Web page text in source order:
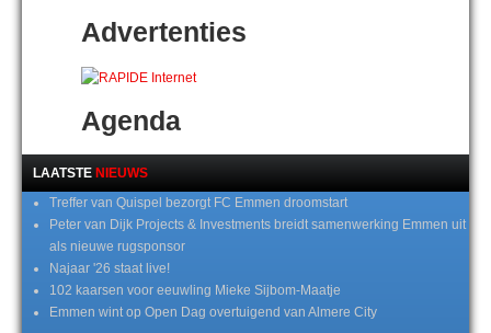
Advertenties
Agenda
LAATSTE NIEUWS
Treffer van Quispel bezorgt FC Emmen droomstart
Peter van Dijk Projects & Investments breidt samenwerking Emmen uit
als nieuwe rugsponsor
Najaar '26 staat live!
102 kaarsen voor eeuwling Mieke Sijbom-Maatje
Emmen wint op Open Dag overtuigend van Almere City